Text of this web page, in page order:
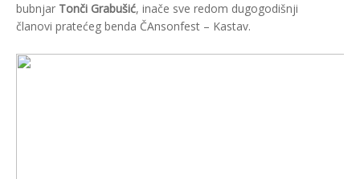
bubnjar Tonči Grabušić, inače sve redom dugogodišnji
članovi pratećeg benda ČAnsonfest – Kastav.